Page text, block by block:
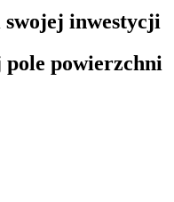
inwestycji
powierzchni